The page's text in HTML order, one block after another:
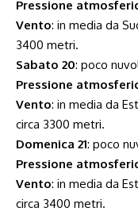
Pressione
Vento: in media da
3400 metri.
Sabato 20: poco
Pressione
Vento: in media da
circa 3300 metri.
Domenica 21: poco
Pressione
Vento: in media da
circa 3400 metri.